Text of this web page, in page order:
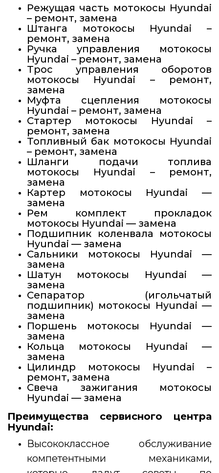
Режущая часть мотокосы Hyundai
– ремонт, замена
Штанга мотокосы Hyundai –
ремонт, замена
Ручка управления мотокосы
Hyundai – ремонт, замена
Трос управления оборотов
мотокосы Hyundai – ремонт,
замена
Муфта сцепления мотокосы
Hyundai – ремонт, замена
Стартер мотокосы Hyundai –
ремонт, замена
Топливный бак мотокосы Hyundai
– ремонт, замена
Шланги подачи топлива
мотокосы Hyundai – ремонт,
замена
Картер мотокосы Hyundai —
замена
Рем комплект прокладок
мотокосы Hyundai — замена
Подшипник коленвала мотокосы
Hyundai — замена
Сальники мотокосы Hyundai —
замена
Шатун мотокосы Hyundai —
замена
Сепаратор (игольчатый
подшипник) мотокосы Hyundai —
замена
Поршень мотокосы Hyundai —
замена
Кольца мотокосы Hyundai —
замена
Цилиндр мотокосы Hyundai –
ремонт, замена
Свеча зажигания мотокосы
Hyundai — замена
Преимущества сервисного центра
Hyundai:
Высококлассное обслуживание
компетентными механиками,